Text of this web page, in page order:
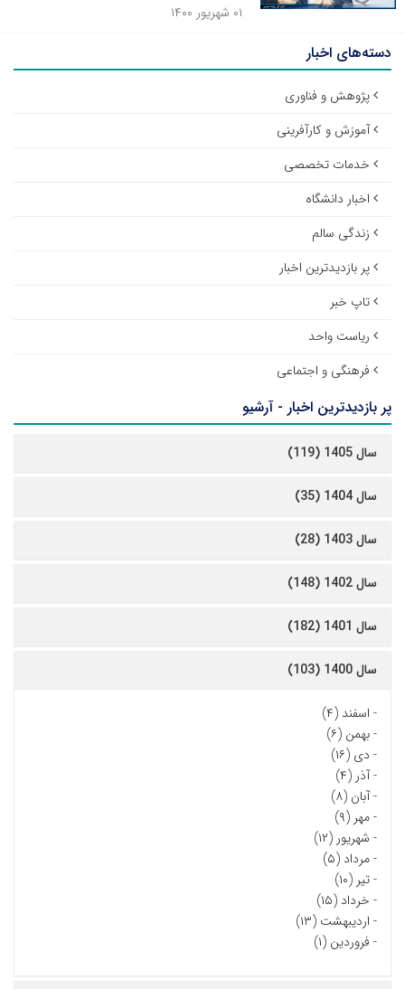
۰۱ شهریور ۱۴۰۰
دسته‌های اخبار
پژوهش و فناوری
آموزش و کارآفرینی
خدمات تخصصی
اخبار دانشگاه
زندگی سالم
پر بازدیدترین اخبار
تاپ خبر
ریاست واحد
فرهنگی و اجتماعی
پر بازدیدترین اخبار - آرشیو
سال 1405 (119)
سال 1404 (35)
سال 1403 (28)
سال 1402 (148)
سال 1401 (182)
سال 1400 (103)
- اسفند (۴)
-بهمن (۶)
- دی (۱۶)
-آذر (۴)
-آبان (۸)
-مهر (۹)
- شهریور (۱۲)
-مرداد (۵)
-تیر (۱۰)
- خرداد (۱۵)
- اردیبهشت (۱۳)
- فروردین (۱)